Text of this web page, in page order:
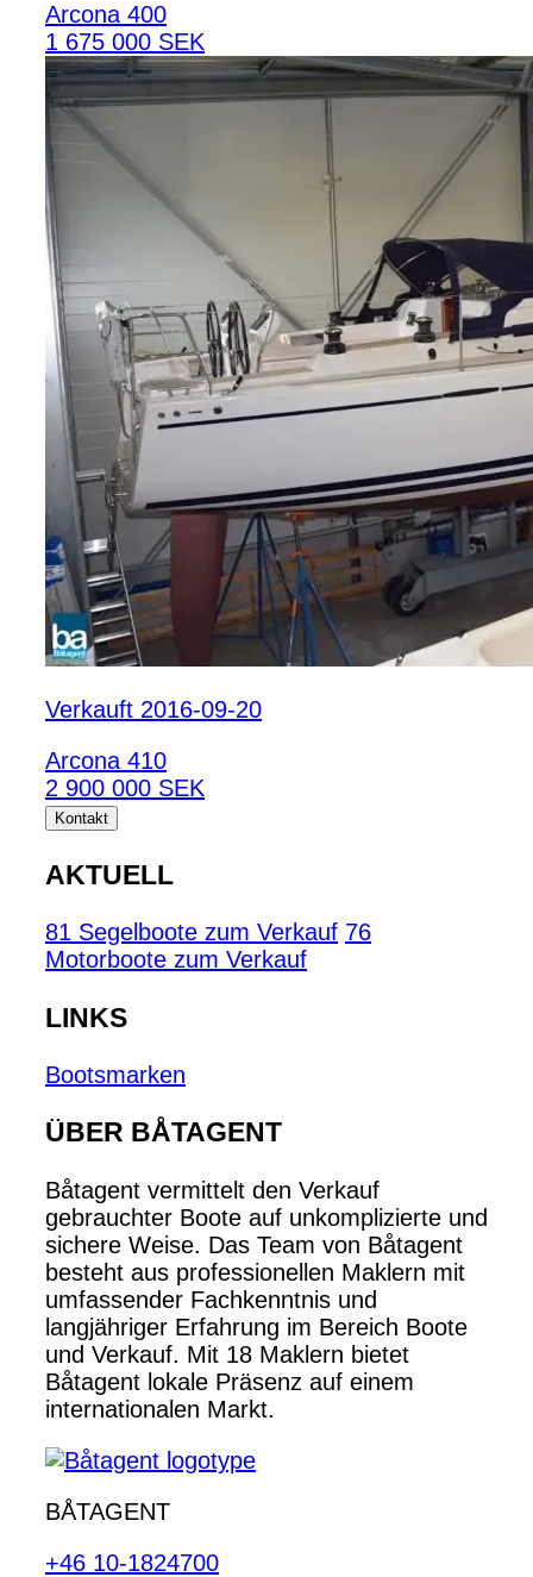
Arcona 400
1 675 000 SEK
Verkauft 2016-09-20
Arcona 410
2 900 000 SEK
Kontakt
AKTUELL
81 Segelboote zum Verkauf 76
Motorboote zum Verkauf
LINKS
Bootsmarken
ÜBER BÅTAGENT
Båtagent vermittelt den Verkauf
gebrauchter Boote auf unkomplizierte und
sichere Weise. Das Team von Båtagent
besteht aus professionellen Maklern mit
umfassender Fachkenntnis und
langjähriger Erfahrung im Bereich Boote
und Verkauf. Mit 18 Maklern bietet
Båtagent lokale Präsenz auf einem
internationalen Markt.
BÅTAGENT
+46 10-1824700